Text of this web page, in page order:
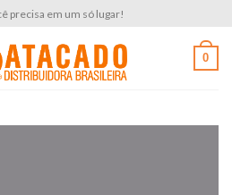
precisa em um só lugar!
0